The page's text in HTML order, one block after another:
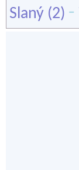
Slaný (2) -